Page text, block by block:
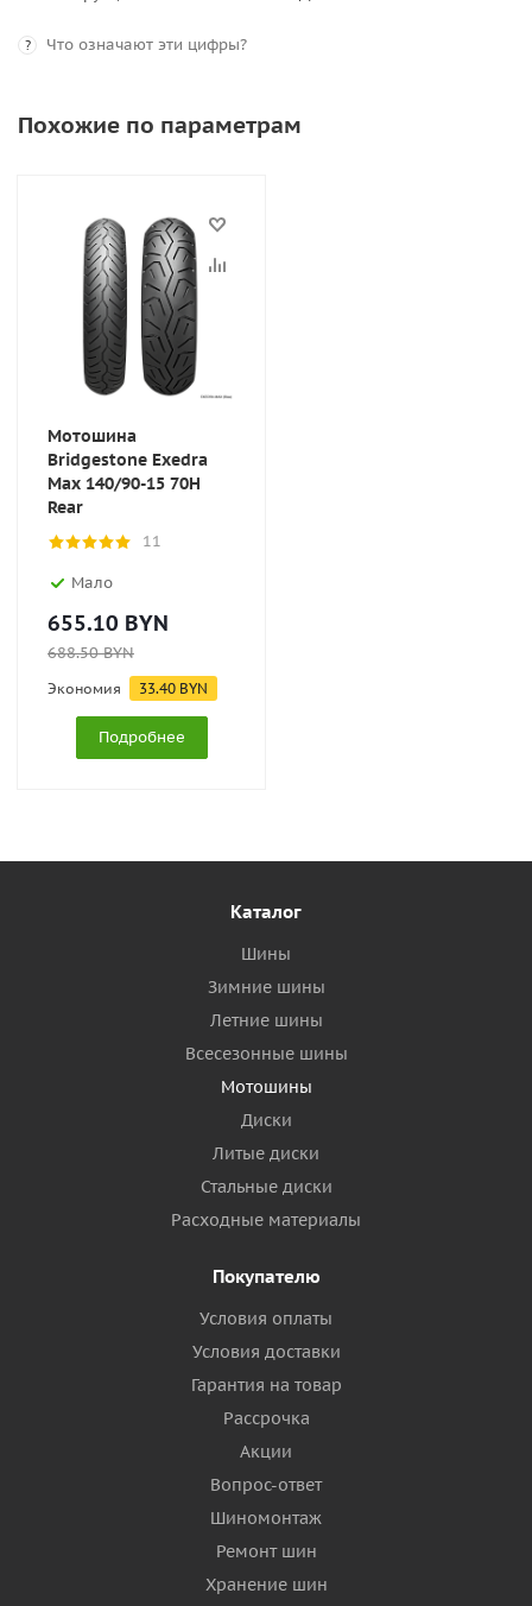
? Что означают эти цифры?
Похожие по параметрам
Мотошина
Bridgestone Exedra
Max 140/90-15 70H
Rear
11
Мало
655.10 BYN
688.50BYN
Экономия 33.40 BYN
Подробнее
Каталог
Шины
Зимние шины
Летние шины
Всесезонные шины
Мотошины
Диски
Литые диски
Стальные диски
Расходные материалы
Покупателю
Условия оплаты
Условия доставки
Гарантия на товар
Рассрочка
Акции
Вопрос-ответ
Шиномонтаж
Ремонт шин
Хранение шин